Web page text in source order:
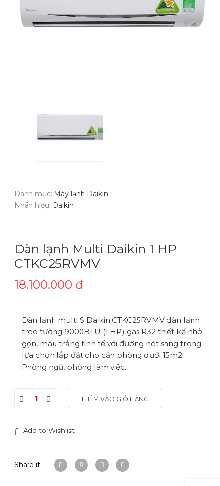
Danh mục: Máy lạnh Daikin
Nhãn hiệu: Daikin
Dàn lạnh Multi Daikin 1 HP
CTKC25RVMV
18.100.000 ₫
Dàn lạnh multi S Daikin CTKC25RVMV dàn lạnh
treo tường 9000BTU (1 HP) gas R32 thiết kế nhỏ
gọn, màu trắng tinh tế với đường nét sang trọng
lựa chọn lắp đặt cho căn phòng dưới 15m2:
Phòng ngủ, phòng làm việc.
THÊM VÀO GIỎ HÀNG
Add to Wishlist
Share it: